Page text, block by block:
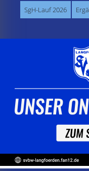
SgH-Lauf 2026